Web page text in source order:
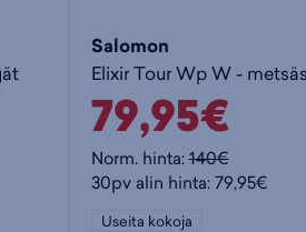
Salomon
Elixir Tour Wp W -
79,95€
Norm. hinta:140€
30pv alin hinta: 79,95€
Useita kokoja